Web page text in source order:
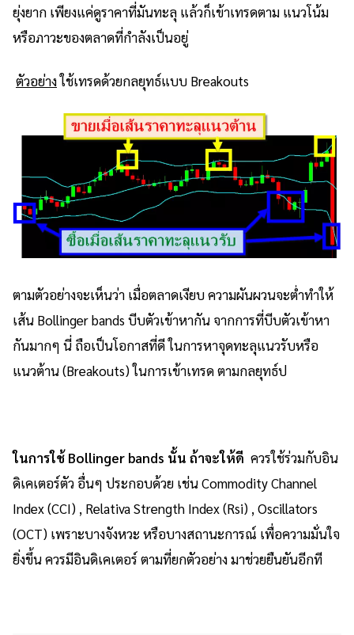
ยุ่งยาก เพียงแค่ดูราคาที่มันทะลุ แล้วก็เข้าเทรดตาม แนวโน้ม
หรือภาวะของตลาดที่กำลังเป็นอยู่
ตัวอย่างใช้เทรดด้วยกลยุทธ์แบบ Breakouts
ตามตัวอย่างจะเห็นว่า เมื่อตลาดเงียบ ความผันผวนจะต่ำทำให้
เส้น Bollinger bands บีบตัวเข้าหากัน จากการที่บีบตัวเข้าหา
กันมากๆ นี่ ถือเป็นโอกาสที่ดี ในการหาจุดทะลุแนวรับหรือ
แนวต้าน (Breakouts) ในการเข้าเทรด ตามกลยุทธ์ป
ในการใช้ Bollinger bands นั้น ถ้าจะให้ดี ควรใช้ร่วมกับอิน
ดิเคเตอร์ตัว อื่นๆ ประกอบด้วย เช่น Commodity Channel
Index (CCI) , Relativa Strength Index (Rsi) , Oscillators
(OCT) เพราะบางจังหวะ หรือบางสถานะการณ์ เพื่อความมั่นใจ
ยิ่งขึ้น ควรมีอินดิเคเตอร์ ตามที่ยกตัวอย่าง มาช่วยยืนยันอีกที